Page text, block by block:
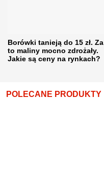
Borówki tanieją do 15 zł. Za
to maliny mocno zdrożały.
Jakie są ceny na rynkach?
POLECANE PRODUKTY